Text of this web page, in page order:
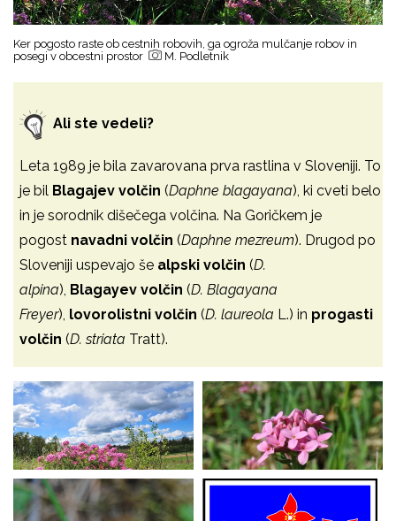
Ker pogosto raste ob cestnih robovih, ga ogroža mulčanje robov in
posegi v obcestni prostor
M. Podletnik
Ali ste vedeli?
Leta 1989 je bila zavarovana prva rastlina v Sloveniji. To
je bil Blagajev volčin (Daphne blagayana), ki cveti belo
in je sorodnik dišečega volčina. Na Goričkem je
pogost navadni volčin (Daphne mezreum). Drugod po
Sloveniji uspevajo še alpski volčin (D.
alpina), Blagayev volčin (D. Blagayana
Freyer), lovorolistni volčin (D. laureola L.) in progasti
volčin (D. striata Tratt).